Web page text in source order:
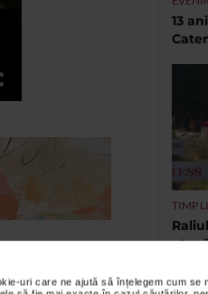
uri care ne ajută să înțelegem cum se
13
TIMP